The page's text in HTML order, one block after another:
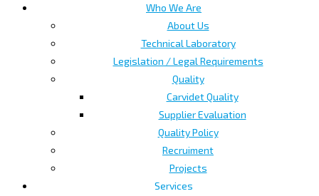
Who We Are
About Us
Technical Laboratory
Legislation / Legal Requirements
Quality
Carvidet Quality
Supplier Evaluation
Quality Policy
Recruiment
Projects
Services